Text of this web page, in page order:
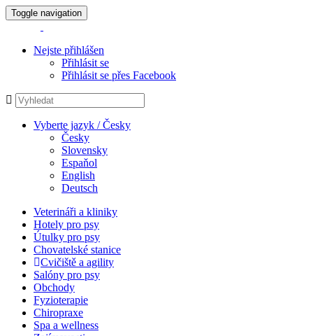
Toggle navigation
Nejste přihlášen
Přihlásit se
Přihlásit se přes Facebook
Vyberte jazyk / Česky
Česky
Slovensky
Espaňol
English
Deutsch
Veterináři a kliniky
Hotely pro psy
Útulky pro psy
Chovatelské stanice
Cvičiště a agility
Salóny pro psy
Obchody
Fyzioterapie
Chiropraxe
Spa a wellness